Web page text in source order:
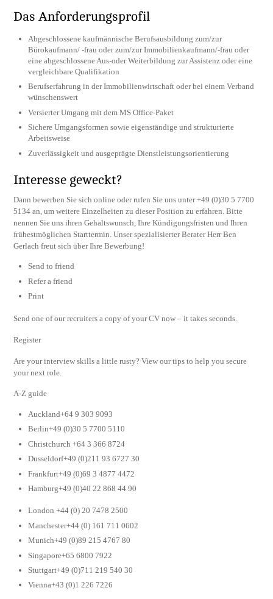
Das Anforderungsprofil
Abgeschlossene kaufmännische Berufsausbildung zum/zur
Bürokaufmann/ -frau oder zum/zur Immobilienkaufmann/-frau oder
eine abgeschlossene Aus-oder Weiterbildung zur Assistenz oder eine
vergleichbare Qualifikation
Berufserfahrung in der Immobilienwirtschaft oder bei einem Verband
wünschenswert
Versierter Umgang mit dem MS Office-Paket
Sichere Umgangsformen sowie eigenständige und strukturierte
Arbeitsweise
Zuverlässigkeit und ausgeprägte Dienstleistungsorientierung
Interesse geweckt?
Dann bewerben Sie sich online oder rufen Sie uns unter +49 (0)30 5 7700
5134 an, um weitere Einzelheiten zu dieser Position zu erfahren. Bitte
nennen Sie uns ihren Gehaltswunsch, Ihre Kündigungsfristen und Ihren
frühestmöglichen Starttermin. Unser spezialisierter Berater Herr Ben
Gerlach freut sich über Ihre Bewerbung!
Send to friend
Refer a friend
Print
Send one of our recruiters a copy of your CV now – it takes seconds.
Register
Are your interview skills a little rusty? View our tips to help you secure
your next role.
A-Z guide
Auckland+64 9 303 9093
Berlin+49 (0)30 5 7700 5110
Christchurch +64 3 366 8724
Dusseldorf+49 (0)211 93 6727 30
Frankfurt+49 (0)69 3 4877 4472
Hamburg+49 (0)40 22 868 44 90
London +44 (0) 20 7478 2500
Manchester+44 (0) 161 711 0602
Munich+49 (0)89 215 4767 80
Singapore+65 6800 7922
Stuttgart+49 (0)711 219 540 30
Vienna+43 (0)1 226 7226